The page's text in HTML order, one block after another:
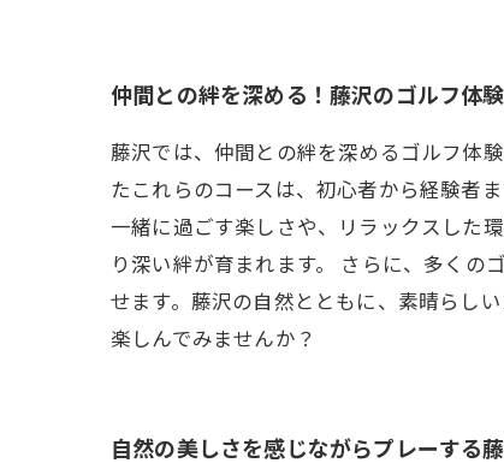
仲間との絆を深める！藤沢のゴルフ体
藤沢では、仲間との絆を深めるゴルフ体
たこれらのコースは、初心者から経験者
一緒に過ごす楽しさや、リラックスした
り深い絆が育まれます。 さらに、多くの
せます。藤沢の自然とともに、素晴らし
楽しんでみませんか？
自然の美しさを感じながらプレーする